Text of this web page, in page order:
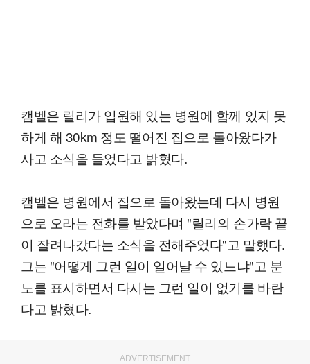
캠벨은 릴리가 입원해 있는 병원에 함께 있지 못
하게 해 30km 정도 떨어진 집으로 돌아왔다가
사고 소식을 들었다고 밝혔다.
캠벨은 병원에서 집으로 돌아왔는데 다시 병원
으로 오라는 전화를 받았다며 "릴리의 손가락 끝
이 잘려나갔다는 소식을 전해주었다"고 말했다.
그는 "어떻게 그런 일이 일어날 수 있느냐"고 분
노를 표시하면서 다시는 그런 일이 없기를 바란
다고 밝혔다.
ADVERTISEMENT